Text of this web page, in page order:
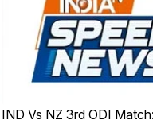
IND Vs NZ 3rd ODI